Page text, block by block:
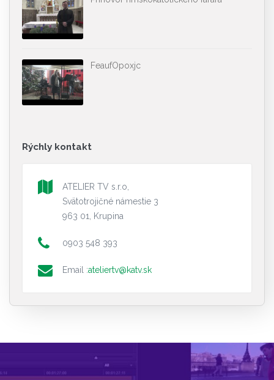
FeaufOpoxjc
Rýchly kontakt
ATELIER TV s.r.o,
Svätotrojičné námestie 3
963 01, Krupina
0903 548 393
Email :ateliertv@katv.sk